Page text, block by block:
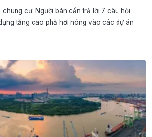
chung cư: Người bán cần trả lời 7 câu hỏi
tăng cao phả hơi nóng vào các dự án